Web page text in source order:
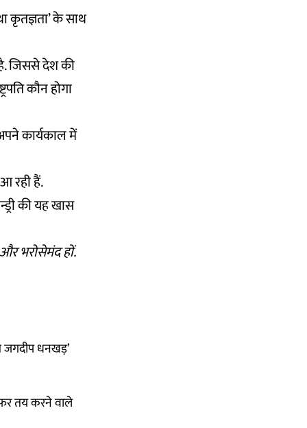
कृतज्ञता’ के साथ
जिससे देश की
कौन होगा
कार्यकाल में
रही हैं.
की यहखास
भरोसेमंद हों.
जगदीप धनखड़’
तय करने वाले